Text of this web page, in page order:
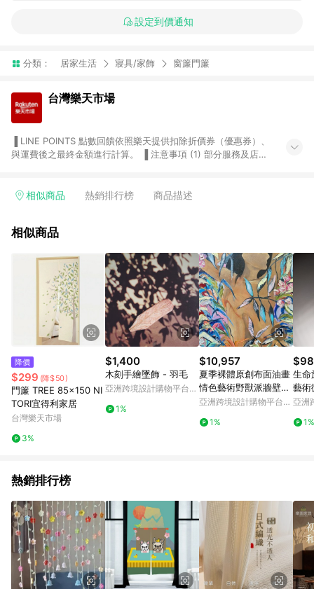
設定到價通知
分類： 居家生活 寢具/家飾 窗簾門簾
台灣樂天市場
與運費後之最終金額進行計算。 ▐ 注意事項 (1) 部分服務及店家
Smart mobile、神腦生活、JS巨盛、樂天KOBO電子書，請詳閱
台灣樂天市場，並在同一瀏覽器於24小時內結帳，才享有 LINE
市場 45 天內完成訂單出貨及結帳，則不符合贈點資格。 (4) 如
使用APP、或中途瀏覽比價網、回饋網、Google等其他網頁、或
由網頁版(電腦版/手機版網頁)切換為App都將會造成追蹤中斷而
無法進行 LINE POINTS 回饋。 (5) LINE 購物為購物資訊整合性
平台，商品資料更新會有時間差，如顯示之商品規格、顏色、價
位、贈品與台灣樂天市場銷售網頁不符，以銷售網頁標示為準。
(6) 導購訂單已逾 365 天，根據台灣樂天回饋規定，逾期訂單將
點數回饋或點數回饋有爭議，台灣樂天市場保有更改條款與法律
追訴之權利，活動詳情以樂天市場網站公告為準。
相似商品 熱銷排行榜 商品描述
相似商品
降價
$299 (降$50)
門簾 TREE 85×150 NI
TORI宜得利家居
台灣樂天市場
3%
$1,400
木刻手繪墜飾 - 羽毛
亞洲跨境設計購物平台
1%
$10,957
夏季裸體原創布面油畫
情色藝術野獸派牆壁裝
飾藝術
亞洲跨境設計購物平台
1%
生命
藝術
亞洲
1%
熱銷排行榜